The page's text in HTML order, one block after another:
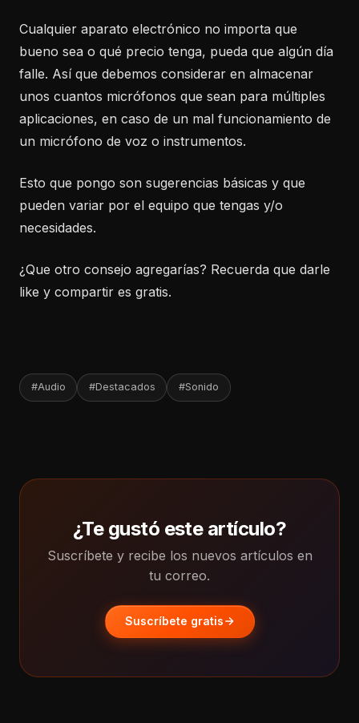
Cualquier aparato electrónico no importa que
bueno sea o qué precio tenga, pueda que algún día
falle. Así que debemos considerar en almacenar
unos cuantos micrófonos que sean para múltiples
aplicaciones, en caso de un mal funcionamiento de
un micrófono de voz o instrumentos.
Esto que pongo son sugerencias básicas y que
pueden variar por el equipo que tengas y/o
necesidades.
¿Que otro consejo agregarías? Recuerda que darle
like y compartir es gratis.
#Audio #Destacados #Sonido
¿Te gustó este artículo?
Suscríbete y recibe los nuevos artículos en
tu correo.
Suscríbete gratis